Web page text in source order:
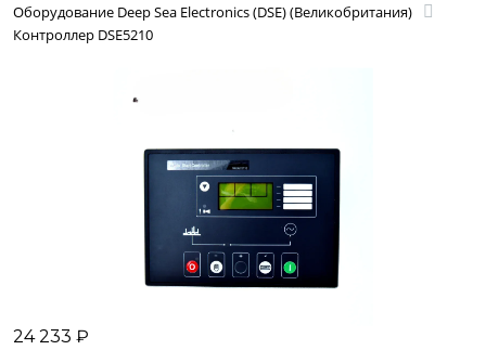
Оборудование Deep Sea Electronics (DSE) (Великобритания)
Контроллер DSE5210
24 233 ₽